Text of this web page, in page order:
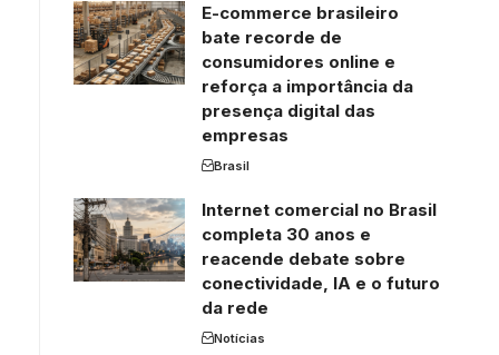
E-commerce brasileiro
bate recorde de
consumidores online e
reforça a importância da
presença digital das
empresas
Brasil
Internet comercial no Brasil
completa 30 anos e
reacende debate sobre
conectividade, IA e o futuro
da rede
Notícias